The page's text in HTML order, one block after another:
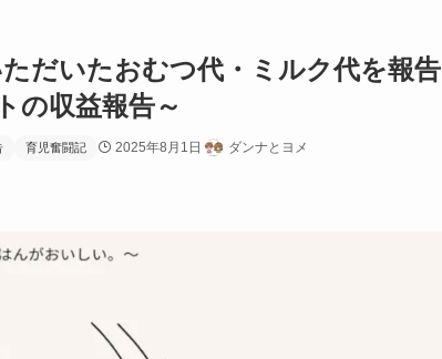
ただいたおむつ代・ミルク代を報告
の収益報告～
育児奮闘記 2025年8月1日 ダンナとヨメ